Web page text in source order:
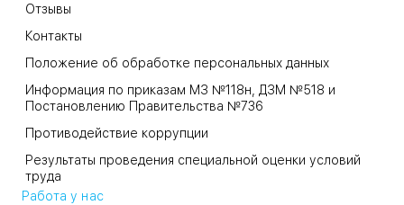
Отзывы
Контакты
Положение об обработке персональных данных
Информация по приказам МЗ №118н, ДЗМ №518 и
Постановлению Правительства №736
Противодействие коррупции
Результаты проведения специальной оценки условий
труда
Работа у нас